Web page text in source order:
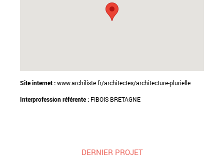
Site internet :www.archiliste.fr/architectes/architecture-plurielle
Interprofession référente : FIBOIS BRETAGNE
DERNIER PROJET